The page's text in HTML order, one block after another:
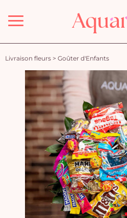
Menu
Livraison fleurs > Goûter d'Enfants